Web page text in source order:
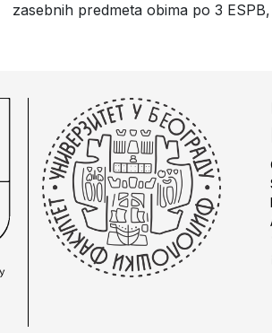
zasebnih predmeta obima po 3